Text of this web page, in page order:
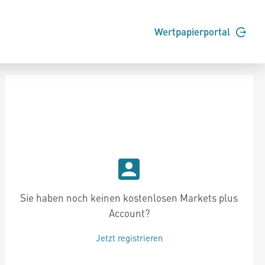
Wertpapierportal
Sie haben noch keinen kostenlosen Markets plus
Account?
Jetzt registrieren